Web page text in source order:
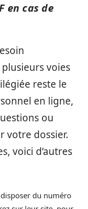
en cas de
plusieurs voies
reste le
en ligne,
ou
votre dossier.
voici d’autres
du numéro